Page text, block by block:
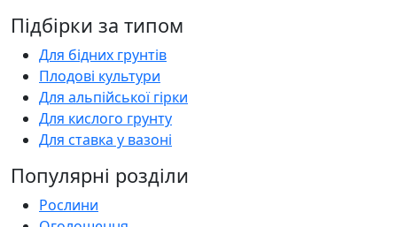
Підбірки за типом
Для бідних грунтів
Плодові культури
Для альпійської гірки
Для кислого грунту
Для ставка у вазоні
Популярні розділи
Рослини